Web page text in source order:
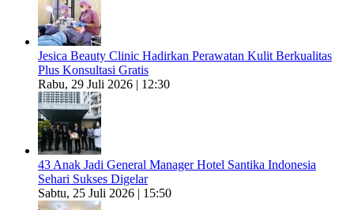
Jesica Beauty Clinic Hadirkan Perawatan Kulit Berkualitas
Plus Konsultasi Gratis
Rabu, 29 Juli 2026 | 12:30
43 Anak Jadi General Manager Hotel Santika Indonesia
Sehari Sukses Digelar
Sabtu, 25 Juli 2026 | 15:50